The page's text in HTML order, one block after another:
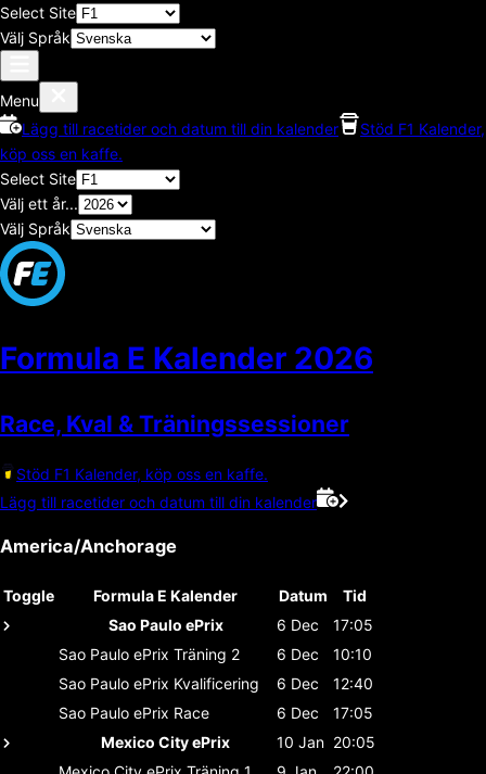
Select Site
Välj Språk
Menu
Lägg till racetider och datum till din kalender
Stöd F1 Kalender,
köp oss en kaffe.
Select Site
Välj ett år...
Välj Språk
Formula E Kalender 2026
Race, Kval & Träningssessioner
Stöd F1 Kalender, köp oss en kaffe.
Lägg till racetider och datum till din kalender
America/Anchorage
Toggle Formula E Kalender Datum
Tid
Sao Paulo ePrix
6 Dec
17:05
Sao Paulo ePrix Träning 2 6 Dec
10:10
Sao Paulo ePrix Kvalificering 6 Dec
12:40
Sao Paulo ePrix Race 6 Dec
17:05
Mexico City ePrix
10 Jan 20:05